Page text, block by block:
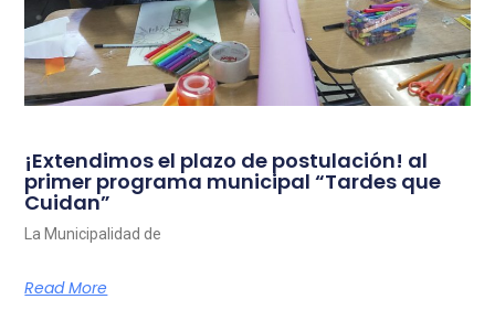
¡Extendimos el plazo de postulación! al
primer programa municipal “Tardes que
Cuidan”
La Municipalidad de
Read More